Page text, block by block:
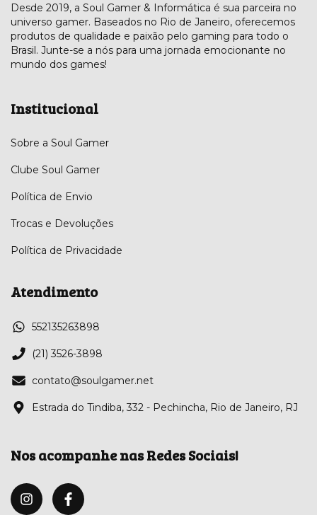
Desde 2019, a Soul Gamer & Informática é sua parceira no
universo gamer. Baseados no Rio de Janeiro, oferecemos
produtos de qualidade e paixão pelo gaming para todo o
Brasil. Junte-se a nós para uma jornada emocionante no
mundo dos games!
Institucional
Sobre a Soul Gamer
Clube Soul Gamer
Política de Envio
Trocas e Devoluções
Política de Privacidade
Atendimento
552135263898
(21) 3526-3898
contato@soulgamer.net
Estrada do Tindiba, 332 - Pechincha, Rio de Janeiro, RJ
Nos acompanhe nas Redes Sociais!